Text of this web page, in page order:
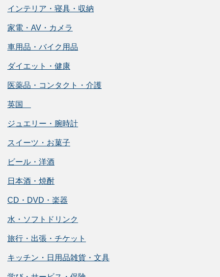
インテリア・寝具・収納
家電・AV・カメラ
車用品・バイク用品
ダイエット・健康
医薬品・コンタクト・介護
英国
ジュエリー・腕時計
スイーツ・お菓子
ビール・洋酒
日本酒・焼酎
CD・DVD・楽器
水・ソフトドリンク
旅行・出張・チケット
キッチン・日用品雑貨・文具